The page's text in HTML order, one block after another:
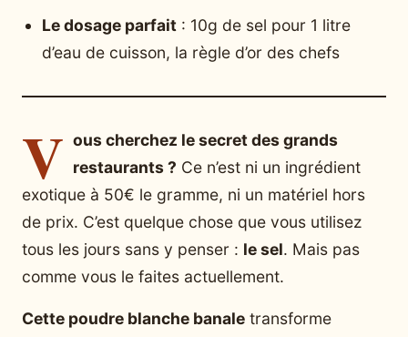
Le dosage parfait : 10g de sel pour 1 litre
d’eau de cuisson, la règle d’or des chefs
V ous cherchez le secret des grands
restaurants ? Ce n’est ni un ingrédient
exotique à 50€ le gramme, ni un matériel hors
de prix. C’est quelque chose que vous utilisez
tous les jours sans y penser : le sel. Mais pas
comme vous le faites actuellement.
Cette poudre blanche banale transforme